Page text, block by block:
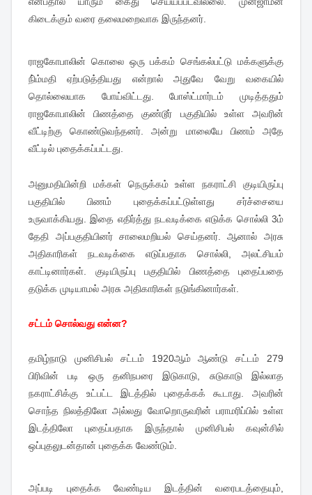
கிடைக்கும் வரை தலைமறைவாக இருந்தனர்.
ராஜகோபாலின் கொலை ஒரு பக்கம் செங்கல்பட்டு மக்களுக்கு
நி்ம்மதி ஏற்படுத்தியது என்றால் அதுவே வேறு வகையில்
தொல்லையாக போய்விட்டது. போஸ்ட்மார்டம் முடித்ததும்
ராஜகோபாலின் பிணத்தை குண்டூர் பகுதியில் உள்ள அவரின்
வீட்டிற்கு கொண்டுவந்தனர். அன்று மாலையே பிணம் அதே
வீட்டில் புதைக்கப்பட்டது.
அனுமதியின்றி மக்கள் நெருக்கம் உள்ள நகராட்சி குடியிருப்பு
பகுதியில் பிணம் புதைக்கப்பட்டுள்ளது சர்ச்சையை
உருவாக்கியது. இதை எதிர்த்து நடவடிக்கை எடுக்க சொல்லி 3ம்
தேதி அப்பகுதியினர் சாலைமறியல் செய்தனர். ஆனால் அரசு
அதிகாரிகள் நடவடிக்கை எடுப்பதாக சொல்லி, அலட்சியம்
காட்டினார்கள். குடியிருப்பு பகுதியில் பிணத்தை புதைப்பதை
தடுக்க முடியாமல் அரசு அதிகாரிகள் நடுங்கினார்கள்.
சட்டம் சொல்வது என்ன?
தமிழ்நாடு முனிசிபல் சட்டம் 1920ஆம் ஆண்டு சட்டம் 279
பிரிவின் படி ஒரு தனிநபரை இடுகாடு, சுடுகாடு இல்லாத
நகராட்சிக்கு உட்பட்ட இடத்தில் புதைக்கக் கூடாது. அவரின்
சொந்த நிலத்திலோ அல்லது வோறொருவரின் பராமரிப்பில் உள்ள
இடத்திலோ புதைப்பதாக இருந்தால் முனிசிபல் கவுன்சில்
ஒப்புதலுடன்தான் புதைக்க வேண்டும்.
அப்படி புதைக்க வேண்டிய இடத்தின் வரைபடத்தையும்,